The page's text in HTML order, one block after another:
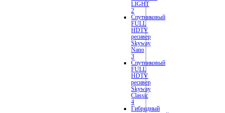
LIGHT
2
Спутниковый
FULL
HDTV
ресивер
Skyway
Nano
3
Спутниковый
FULL
HDTV
ресивер
Skyway
Classic
4
Гибридный